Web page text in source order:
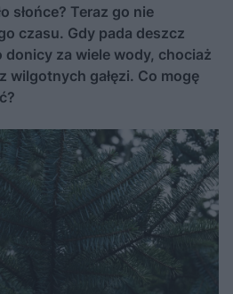
słońce? Teraz go nie
czasu. Gdy pada deszcz
za wiele wody, chociaż
wilgotnych gałęzi. Co mogę